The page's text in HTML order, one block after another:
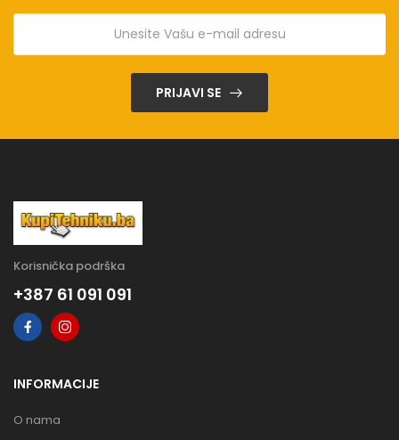
PRIJAVI SE
Korisnička podrška
+387 61 091 091
INFORMACIJE
O nama